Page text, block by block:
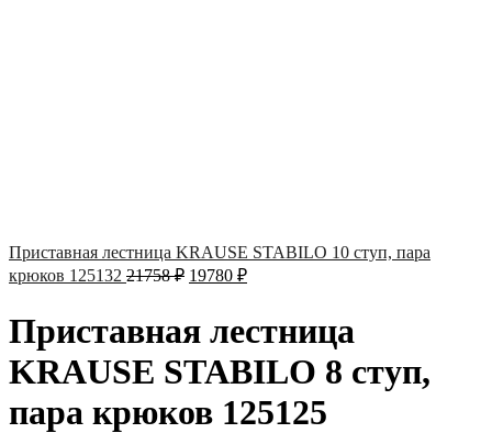
Приставная лестница KRAUSE STABILO 10 ступ, пара
крюков 125132 21758₽ 19780 ₽
Приставная лестница
KRAUSE STABILO 8 ступ,
пара крюков 125125